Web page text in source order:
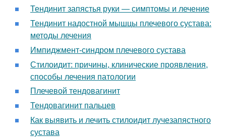
Тендинит запястья руки — симптомы и лечение
Тендинит надостной мышцы плечевого сустава:
методы лечения
Импиджмент-синдром плечевого сустава
Стилоидит: причины, клинические проявления,
способы лечения патологии
Плечевой тендовагинит
Тендовагинит пальцев
Как выявить и лечить стилоидит лучезапястного
сустава